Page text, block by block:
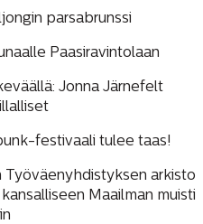
parsabrunssi
Paasiravintolaan
Jonna Järnefelt
festivaali tulee taas!
Työväenyhdistyksen arkisto
Maailman muisti